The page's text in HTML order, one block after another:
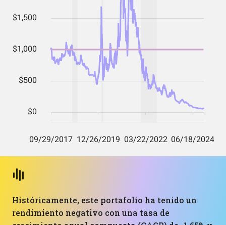
Históricamente, este portafolio ha tenido un
rendimiento negativo con una tasa de